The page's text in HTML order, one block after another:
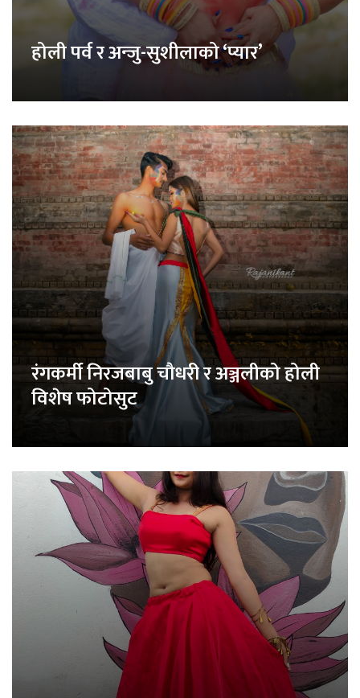
होली पर्व र अन्जु-सुशीलाको ‘प्यार’
रंगकर्मी निरजबाबु चौधरी र अञ्जलीको होली
विशेष फोटोसुट